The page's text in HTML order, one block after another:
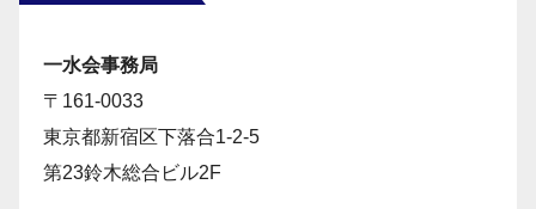
一水会事務局
〒161-0033
東京都新宿区下落合1-2-5
第23鈴木総合ビル2F